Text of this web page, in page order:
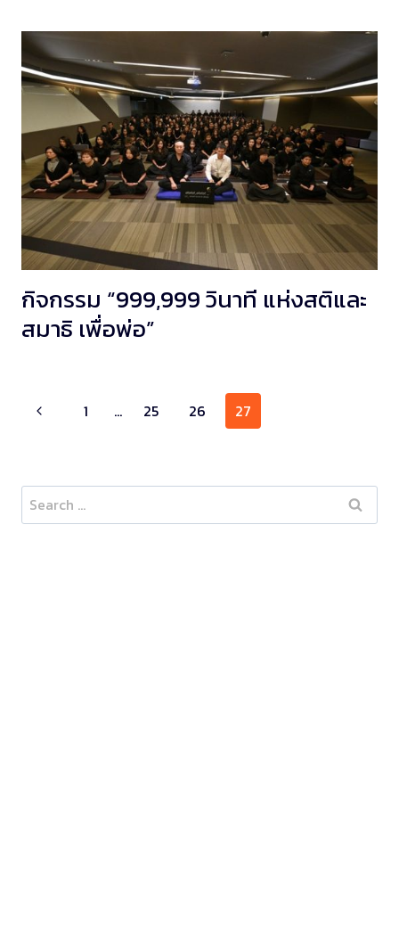
กิจกรรม “999,999 วินาที แห่งสติและ
สมาธิ เพื่อพ่อ”
Page
navigation
1 … 25 26 27
Search
for: